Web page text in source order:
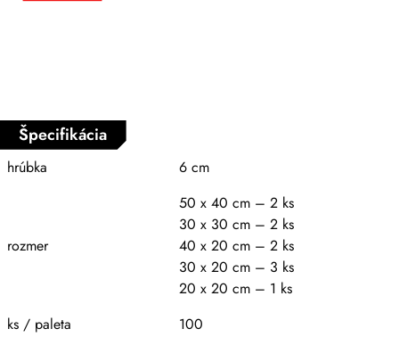
Špecifikácia
hrúbka 6 cm
rozmer
50 x 40 cm – 2 ks
30 x 30 cm – 2 ks
40 x 20 cm – 2 ks
30 x 20 cm – 3 ks
20 x 20 cm – 1 ks
ks / paleta
100